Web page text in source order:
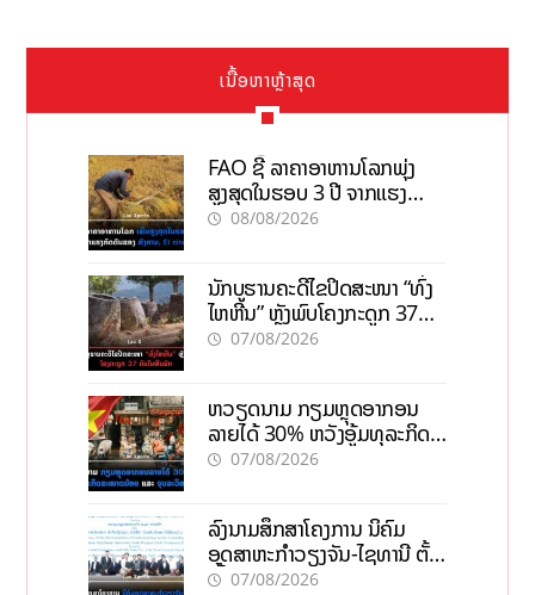
ເນື້ອຫາຫຼ້າສຸດ
FAO ຊີ້ ລາຄາອາຫານໂລກພຸ່ງ
ສູງສຸດໃນຮອບ 3 ປີ ຈາກແຮງ
ກົດດັນຂອງສົງຄາມ, El nino
08/08/2026
ນັກບູຮານຄະດີໄຂປິດສະໜາ “ທົ່ງ
ໄຫຫີນ” ຫຼັງພົບໂຄງກະດູກ 37
ຄົນໃນຫີນຍັກ
07/08/2026
ຫວຽດນາມ ກຽມຫຼຸດອາກອນ
ລາຍໄດ້ 30% ຫວັງອູ້ມທຸລະກິດ
ຂະໜາດນ້ອຍ ແລະ ຈຸນລະ
07/08/2026
ລົງນາມສຶກສາໂຄງການ ນິຄົມ
ອຸດສາຫະກຳວຽງຈັນ-ໄຊທານີ ຕັ້ງ
ເປົ້າດຶງທຶນ 150 ລ້ານໂດລາ, ສ້າງ
07/08/2026